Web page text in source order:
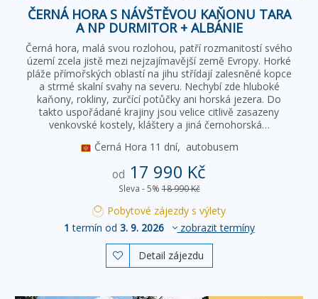
ČERNÁ HORA S NÁVŠTĚVOU KAŇONU TARA
A NP DURMITOR + ALBÁNIE
Černá hora, malá svou rozlohou, patří rozmanitostí svého
území zcela jistě mezi nejzajímavější země Evropy. Horké
pláže přímořských oblastí na jihu střídají zalesněné kopce
a strmé skalní svahy na severu. Nechybí zde hluboké
kaňony, rokliny, zurčící potůčky ani horská jezera. Do
takto uspořádané krajiny jsou velice citlivě zasazeny
venkovské kostely, kláštery a jiná černohorská…
Černá Hora 11 dní, autobusem
od 17 990 Kč
Sleva - 5% 18 990 Kč
Pobytové zájezdy s výlety
1 termín od 3. 9. 2026 zobrazit termíny
 Detail zájezdu